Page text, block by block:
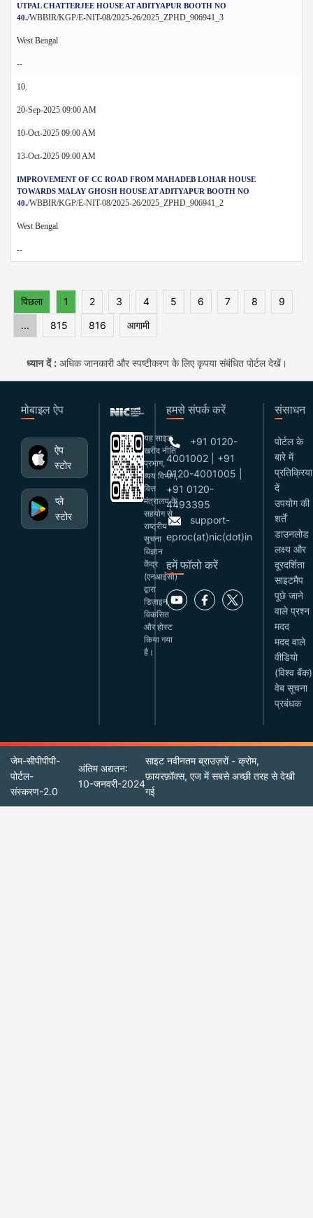
UTPAL CHATTERJEE HOUSE AT ADITYAPUR BOOTH NO
40./WBBIR/KGP/E-NIT-08/2025-26/2025_ZPHD_906941_3
West Bengal
--
10.
20-Sep-2025 09:00 AM
10-Oct-2025 09:00 AM
13-Oct-2025 09:00 AM
IMPROVEMENT OF CC ROAD FROM MAHADEB LOHAR HOUSE
TOWARDS MALAY GHOSH HOUSE AT ADITYAPUR BOOTH NO
40./WBBIR/KGP/E-NIT-08/2025-26/2025_ZPHD_906941_2
West Bengal
--
पिछला 1 2 3 4 5 6 7 8
9
...
815 816 आगामी
ध्यान दें :अधिक जानकारी और स्पष्टीकरण के लिए कृपया संबंधित पोर्टल देखें।
मोबाइल ऐप
ऐप
स्टोर
प्ले
स्टोर
यह साइट
खरीद नीति
प्रभाग,
व्यय विभाग,
वित्त
मंत्रालय के
सहयोग से
राष्ट्रीय
सूचना
विज्ञान
केंद्र
(एनआईसी)
द्वारा
डिज़ाइन,
विकसित
और होस्ट
किया गया
है।
हमसे संपर्क करें
+91 0120-
4001002 | +91
0120-4001005 |
+91 0120-
4493395
support-
eproc(at)nic(dot)in
हमें फॉलो करें
संसाधन
पोर्टल के
बारे में
प्रतिक्रिया
दें
उपयोग की
शर्तें
डाउनलोड
लक्ष्य और
दूरदर्शिता
साइटमैप
पूछे जाने
वाले प्रश्न
मदद
मदद वाले
वीडियो
(विश्व बैंक)
वेब सूचना
प्रबंधक
जेम-सीपीपीपी-
पोर्टल-
संस्करण-2.0
अंतिम अद्यतन:
10-जनवरी-2024
साइट नवीनतम ब्राउज़रों - क्रोम,
फ़ायरफ़ॉक्स, एज में सबसे अच्छी तरह से देखी
गई